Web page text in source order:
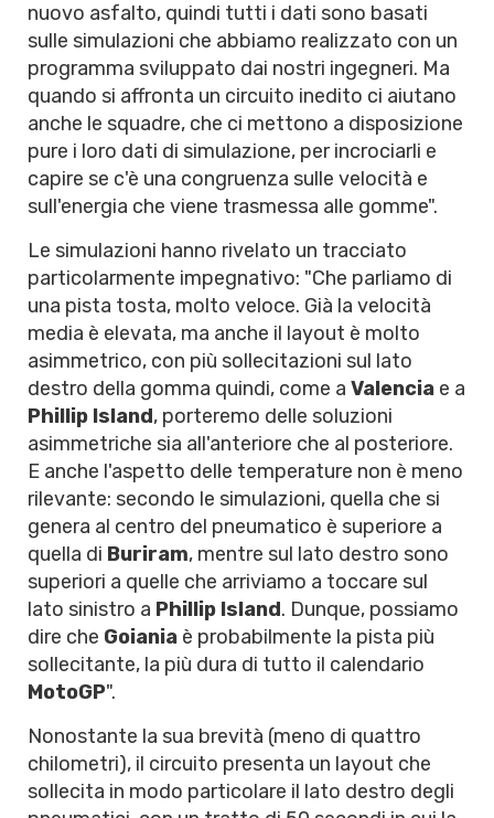
nuovo asfalto, quindi tutti i dati sono basati
sulle simulazioni che abbiamo realizzato con un
programma sviluppato dai nostri ingegneri. Ma
quando si affronta un circuito inedito ci aiutano
anche le squadre, che ci mettono a disposizione
pure i loro dati di simulazione, per incrociarli e
capire se c'è una congruenza sulle velocità e
sull'energia che viene trasmessa alle gomme".
Le simulazioni hanno rivelato un tracciato
particolarmente impegnativo: "Che parliamo di
una pista tosta, molto veloce. Già la velocità
media è elevata, ma anche il layout è molto
asimmetrico, con più sollecitazioni sul lato
destro della gomma quindi, come a Valencia e a
Phillip Island, porteremo delle soluzioni
asimmetriche sia all'anteriore che al posteriore.
E anche l'aspetto delle temperature non è meno
rilevante: secondo le simulazioni, quella che si
genera al centro del pneumatico è superiore a
quella di Buriram, mentre sul lato destro sono
superiori a quelle che arriviamo a toccare sul
lato sinistro a Phillip Island. Dunque, possiamo
dire che Goiania è probabilmente la pista più
sollecitante, la più dura di tutto il calendario
MotoGP".
Nonostante la sua brevità (meno di quattro
chilometri), il circuito presenta un layout che
sollecita in modo particolare il lato destro degli